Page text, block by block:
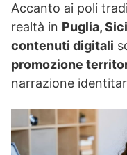
Accanto ai poli
realtà in Puglia,
contenuti digitali
promozione
narrazione